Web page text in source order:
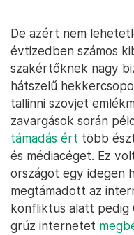
De azért nem
évtizedben számos
szakértőknek nagy
hátszelű
tallinni szovjet
zavargások során
támadás ért több
és médiacéget. Ez
országot egy idegen
megtámadott az
konfliktus alatt pedig
grúz internetet